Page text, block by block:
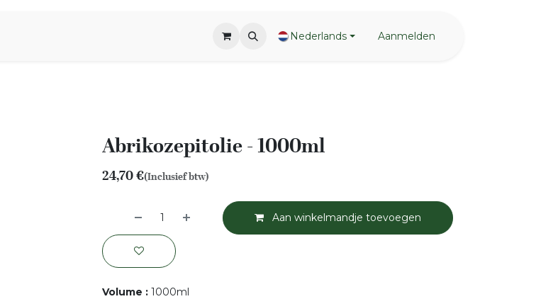
Nederlands Aanmelden
Abrikozepitolie - 1000ml
24,70€(Inclusief btw)
Aan winkelmandje toevoegen
Volume : 1000ml